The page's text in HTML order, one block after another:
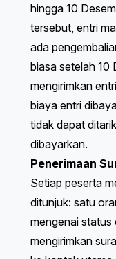
hingga 10
tersebut, entri
ada
biasa setelah 10
mengirimkan
biaya entri
tidak dapat
dibayarkan.
Penerimaan
Setiap peserta
ditunjuk: satu
mengenai status
mengirimkan